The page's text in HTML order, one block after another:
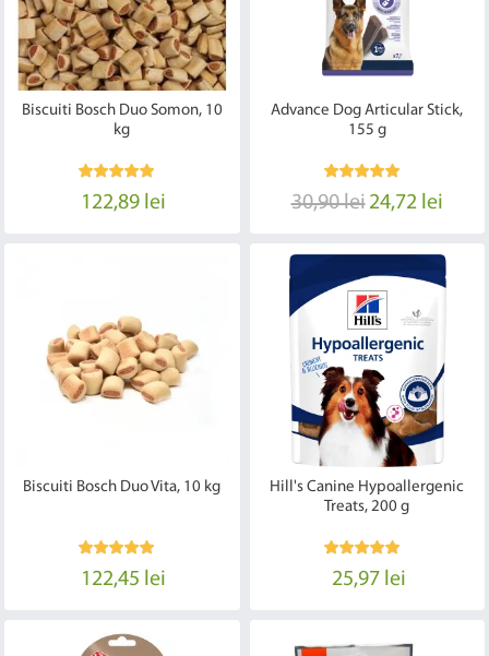
Biscuiti Bosch Duo Somon, 10
kg
122,89 lei
Advance Dog Articular Stick,
155 g
30,90 lei 24,72 lei
Biscuiti Bosch Duo Vita, 10 kg
122,45 lei
Hill's Canine Hypoallergenic
Treats, 200 g
25,97 lei